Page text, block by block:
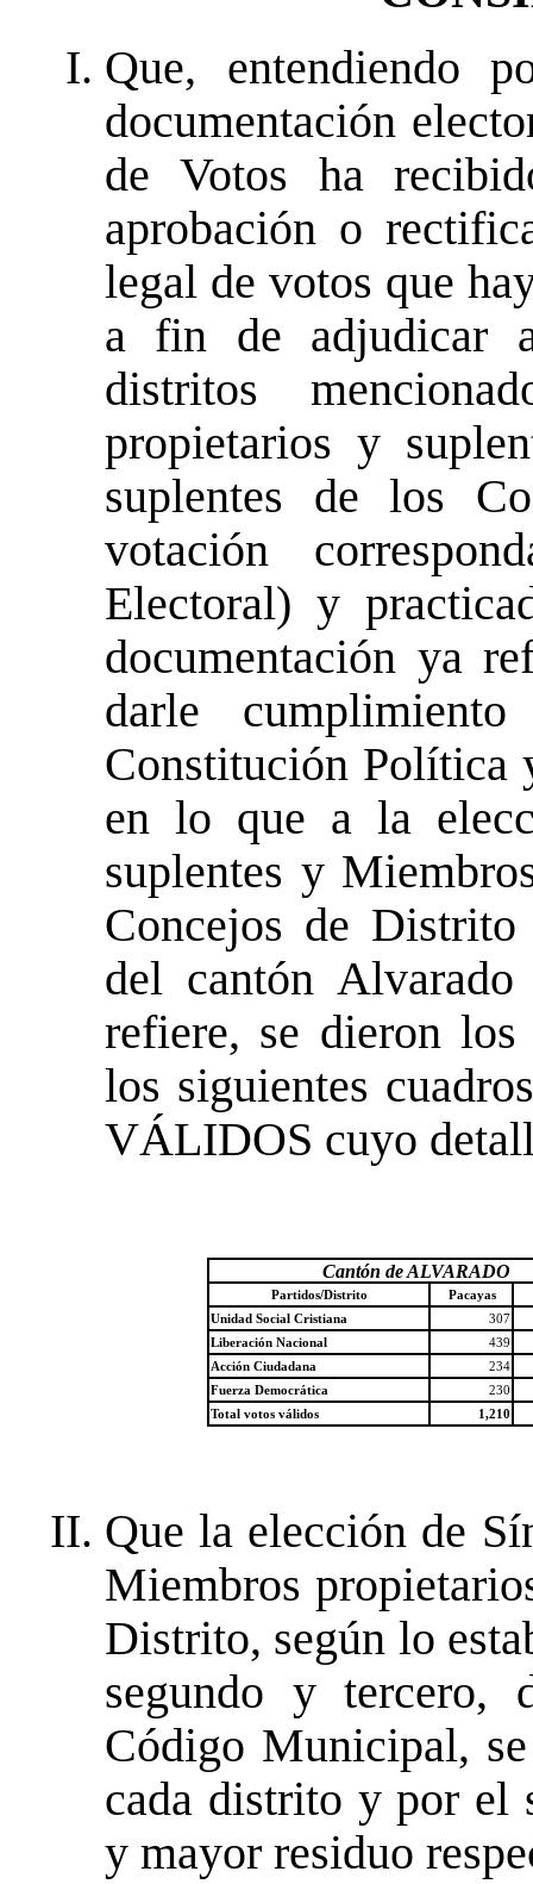
Que, entendiendo
documentación
de Votos ha
aprobación o
legal de votos que
a fin de adjudicar
distritos
propietarios y
suplentes de los
votación
Electoral) y
documentación ya
darle
Constitución
en lo que a la
suplentes y
Concejos de
del cantón
refiere, se dieron los
los siguientes
VÁLIDOS cuyo
Cantón de ALVARADO
Partidos/Distrito
Pacayas
Unidad Social Cristiana
307
Liberación Nacional
439
Acción Ciudadana
234
Fuerza Democrática
230
Total votos válidos
1,210
Que la elección de
Miembros
Distrito, según lo
segundo y
Código Municipal,
cada distrito y por el
y mayor residuo